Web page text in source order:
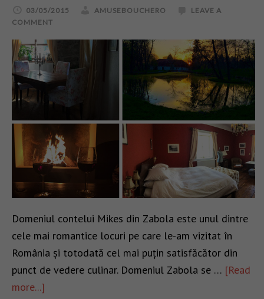
03/05/2015 AMUSEBOUCHERO
LEAVE A
COMMENT
Domeniul contelui Mikes din Zabola este unul dintre
cele mai romantice locuri pe care le-am vizitat în
România și totodată cel mai puțin satisfăcător din
punct de vedere culinar. Domeniul Zabola se … [Read
more...]